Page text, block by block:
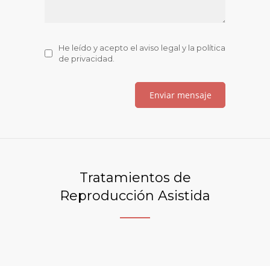
He leído y acepto el aviso legal y la política
de privacidad.
Tratamientos de
Reproducción Asistida